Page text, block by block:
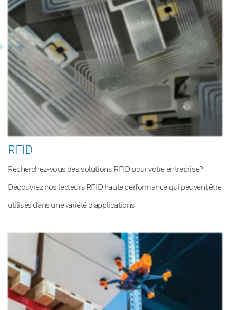
RFID
Recherchez-vous des solutions RFID pour votre entreprise?
Découvrez nos lecteurs RFID haute performance qui peuvent être
utilisés dans une variété d’applications.